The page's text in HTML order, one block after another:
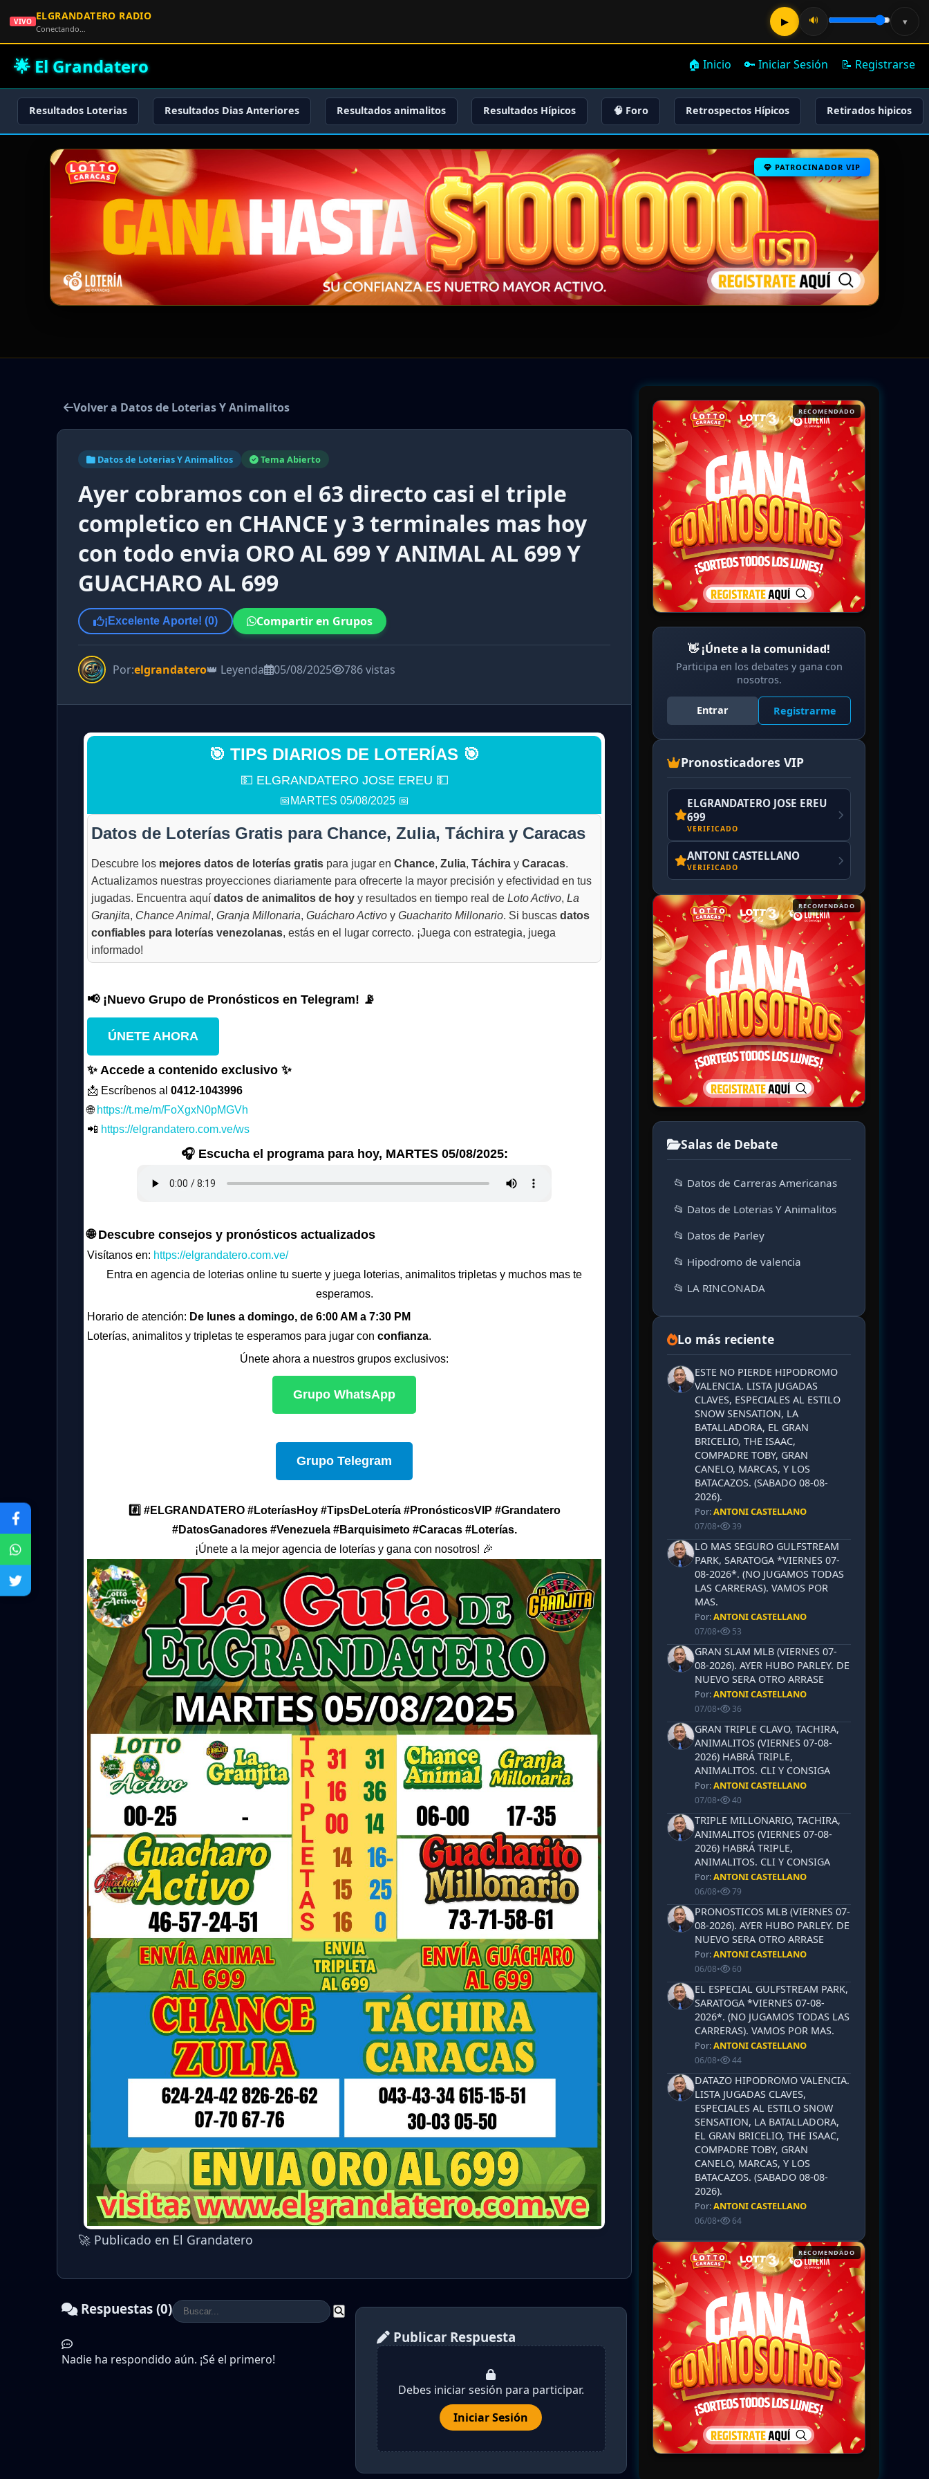
🌟 El Grandatero 🏠 Inicio 🔑 Iniciar Sesión 📝 Registrarse
Resultados Loterias Resultados Dias Anteriores Resultados animalitos Resultados Hípicos 🧠 Foro Retrospectos Hípicos Retirados hipicos
PATROCINADOR VIP
Volver a Datos de Loterias Y Animalitos
Datos de Loterias Y Animalitos Tema Abierto
Ayer cobramos con el 63 directo casi el triple
completico en CHANCE y 3 terminales mas hoy
con todo envia ORO AL 699 Y ANIMAL AL 699 Y
GUACHARO AL 699
¡Excelente Aporte! (0) Compartir en Grupos
Por:elgrandatero👑 Leyenda 05/08/2025 786 vistas
🎯 TIPS DIARIOS DE LOTERÍAS 🎯
💵 ELGRANDATERO JOSE EREU 💵
📅MARTES 05/08/2025 📅
Datos de Loterías Gratis para Chance, Zulia, Táchira y Caracas
Descubre los mejores datos de loterías gratispara jugar en Chance, Zulia, Táchiray Caracas.
Actualizamos nuestras proyecciones diariamente para ofrecerte la mayor precisión y efectividad en tus
jugadas. Encuentra aquí datos de animalitos de hoyy resultados en tiempo real de Loto Activo, La
Granjita, Chance Animal, Granja Millonaria, Guácharo Activoy Guacharito Millonario. Si buscas datos
confiables para loterías venezolanas, estás en el lugar correcto. ¡Juega con estrategia, juega
informado!
📢 ¡Nuevo Grupo de Pronósticos en Telegram! 📡
ÚNETE AHORA
✨ Accede a contenido exclusivo ✨
📩 Escríbenos al 0412-1043996
🌐 https://t.me/m/FoXgxN0pMGVh
📲 https://elgrandatero.com.ve/ws
🎧 Escucha el programa para hoy, MARTES 05/08/2025:
🌐 Descubre consejos y pronósticos actualizados
Visítanos en: https://elgrandatero.com.ve/
Entra en agencia de loterias online tu suerte y juega loterias, animalitos tripletas y muchos mas te
esperamos.
Horario de atención: De lunes a domingo, de 6:00 AM a 7:30 PM
Loterías, animalitos y tripletas te esperamos para jugar con confianza.
Únete ahora a nuestros grupos exclusivos:
Grupo WhatsApp
Grupo Telegram
#️⃣ #ELGRANDATERO #LoteríasHoy #TipsDeLotería #PronósticosVIP #Grandatero
#DatosGanadores #Venezuela #Barquisimeto #Caracas #Loterías.
¡Únete a la mejor agencia de loterías y gana con nosotros! 🎉
🚀 Publicado en El Grandatero
Respuestas (0)
Nadie ha respondido aún. ¡Sé el primero!
Publicar Respuesta
Debes iniciar sesión para participar.
Iniciar Sesión
RECOMENDADO
👋 ¡Únete a la comunidad!
Participa en los debates y gana con
nosotros.
Entrar Registrarme
Pronosticadores VIP
ELGRANDATERO JOSE EREU
699
VERIFICADO
ANTONI CASTELLANO
VERIFICADO
RECOMENDADO
Salas de Debate
📂 Datos de Carreras Americanas
📂 Datos de Loterias Y Animalitos
📂 Datos de Parley
📂 Hipodromo de valencia
📂 LA RINCONADA
Lo más reciente
ESTE NO PIERDE HIPODROMO
VALENCIA. LISTA JUGADAS
CLAVES, ESPECIALES AL ESTILO
SNOW SENSATION, LA
BATALLADORA, EL GRAN
BRICELIO, THE ISAAC,
COMPADRE TOBY, GRAN
CANELO, MARCAS, Y LOS
BATACAZOS. (SABADO 08-08-
2026).
Por:ANTONI CASTELLANO
07/08• 39
LO MAS SEGURO GULFSTREAM
PARK, SARATOGA *VIERNES 07-
08-2026*. (NO JUGAMOS TODAS
LAS CARRERAS). VAMOS POR
MAS.
Por:ANTONI CASTELLANO
07/08• 53
GRAN SLAM MLB (VIERNES 07-
08-2026). AYER HUBO PARLEY. DE
NUEVO SERA OTRO ARRASE
Por:ANTONI CASTELLANO
07/08• 36
GRAN TRIPLE CLAVO, TACHIRA,
ANIMALITOS (VIERNES 07-08-
2026) HABRÁ TRIPLE,
ANIMALITOS. CLI Y CONSIGA
Por:ANTONI CASTELLANO
07/08• 40
TRIPLE MILLONARIO, TACHIRA,
ANIMALITOS (VIERNES 07-08-
2026) HABRÁ TRIPLE,
ANIMALITOS. CLI Y CONSIGA
Por:ANTONI CASTELLANO
06/08• 79
PRONOSTICOS MLB (VIERNES 07-
08-2026). AYER HUBO PARLEY. DE
NUEVO SERA OTRO ARRASE
Por:ANTONI CASTELLANO
06/08• 60
EL ESPECIAL GULFSTREAM PARK,
SARATOGA *VIERNES 07-08-
2026*. (NO JUGAMOS TODAS LAS
CARRERAS). VAMOS POR MAS.
Por:ANTONI CASTELLANO
06/08• 44
DATAZO HIPODROMO VALENCIA.
LISTA JUGADAS CLAVES,
ESPECIALES AL ESTILO SNOW
SENSATION, LA BATALLADORA,
EL GRAN BRICELIO, THE ISAAC,
COMPADRE TOBY, GRAN
CANELO, MARCAS, Y LOS
BATACAZOS. (SABADO 08-08-
2026).
Por:ANTONI CASTELLANO
06/08• 64
RECOMENDADO
VIVO ELGRANDATERO RADIO
Conectando…
▶ 🔊 ▾